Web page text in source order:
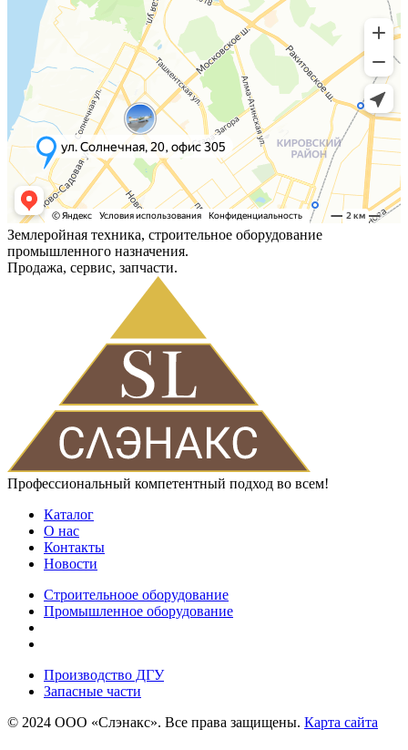
Землеройная техника, строительное оборудование
промышленного назначения.
Продажа, сервис, запчасти.
Профессиональный компетентный подход во всем!
Каталог
О нас
Контакты
Новости
Строительноое оборудование
Промышленное оборудование
Производство ДГУ
Запасные части
© 2024 ООО «Слэнакс». Все права защищены. Карта сайта